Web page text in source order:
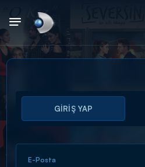
Arama
ARAMA SONUÇLARI
GİRİŞ YAP
E-Posta